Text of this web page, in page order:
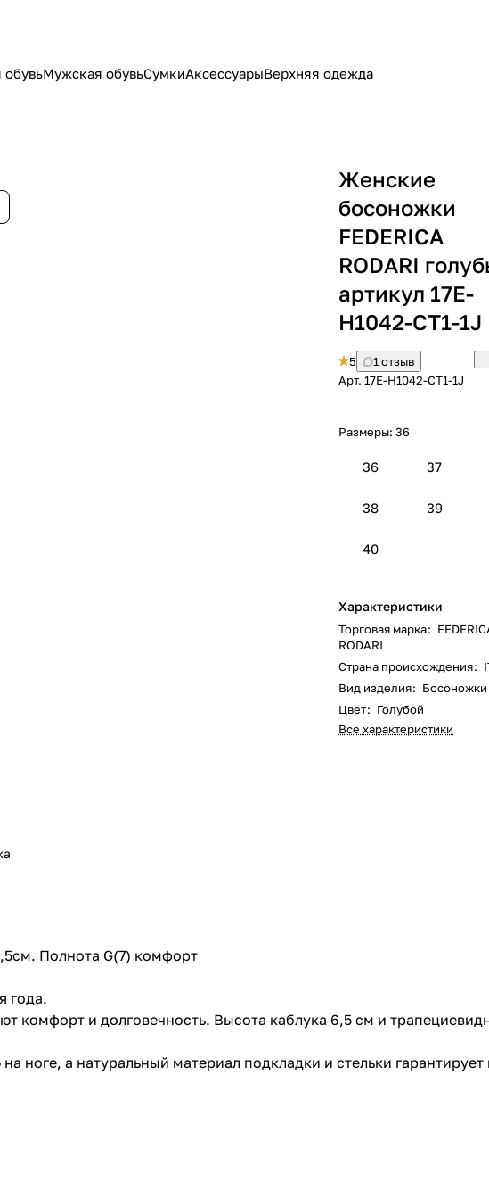
Мужская обувьСумкиАксессуарыВерхняя одежда
Женские
босоножки
FEDERICA
RODARI
артикул 17E-
H1042-CT1-1J
5
1 отзыв
Арт. 17E-H1042-CT1-1J
Размеры: 36
36 37
38 39
40
Характеристики
Торговая марка:
RODARI
Страна происхождения:
Вид изделия: Босоножки
Цвет: Голубой
Все характеристики
Полнота G(7) комфорт
года.
комфорт и долговечность. Высота каблука 6,5 см и
а натуральный материал подкладки и стельки